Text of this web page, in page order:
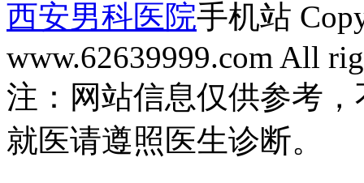
西安男科医院手机站
www.62639999.com All
注：网站信息仅供参考
就医请遵照医生诊断。